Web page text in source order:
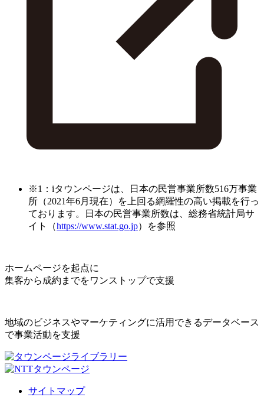
※1：iタウンページは、日本の民営事業所数516万事業
所（2021年6月現在）を上回る網羅性の高い掲載を行っ
ております。日本の民営事業所数は、総務省統計局サ
イト（https://www.stat.go.jp）を参照
ホームページを起点に
集客から成約までをワンストップで支援
地域のビジネスやマーケティングに活用できるデータベース
で事業活動を支援
サイトマップ